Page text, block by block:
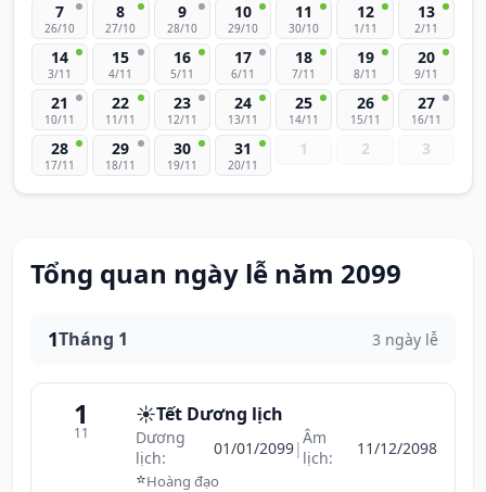
7
26/10
8
27/10
9
28/10
10
29/10
11
30/10
12
1/11
13
2/11
14
3/11
15
4/11
16
5/11
17
6/11
18
7/11
19
8/11
20
9/11
21
10/11
22
11/11
23
12/11
24
13/11
25
14/11
26
15/11
27
16/11
28
17/11
29
18/11
30
19/11
31
20/11
1 2 3
Tổng quan ngày lễ năm 2099
1Tháng 1 3 ngày lễ
1
11
☀️Tết Dương lịch
Dương
lịch:
01/01/2099|Âm
lịch:
11/12/2098
⭐Hoàng đạo